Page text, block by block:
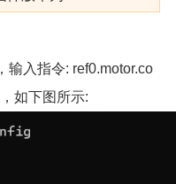
输入指令: ref0.motor.co
如下图所示: